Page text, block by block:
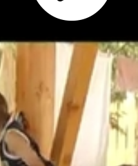
a várat.
az
a táborban.